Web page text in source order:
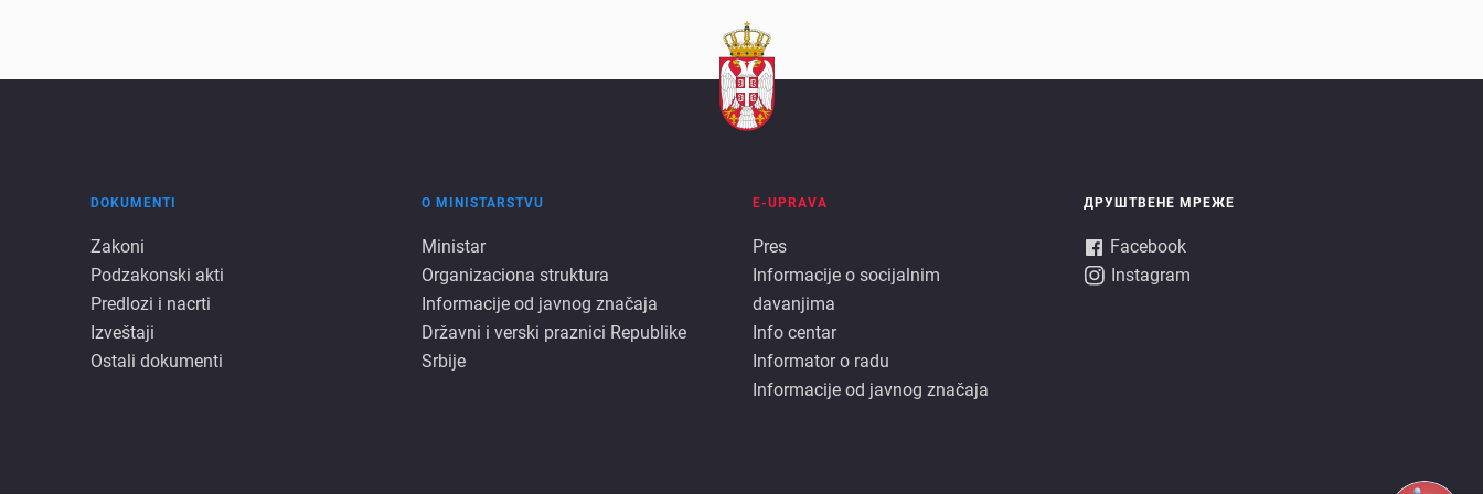
Dokumenti
DOKUMENTI
Zakoni
Podzakonski akti
Predlozi i nacrti
Izveštaji
Ostali dokumenti
O
ministarstvu
O MINISTARSTVU
Ministar
Organizaciona struktura
Informacije od javnog značaja
Državni i verski praznici Republike
Srbije
E
uprava
E-UPRAVA
Pres
Informacije o socijalnim
davanjima
Info centar
Informator o radu
Informacije od javnog značaja
ДРУШТВЕНЕ МРЕЖЕ
Facebook
Instagram